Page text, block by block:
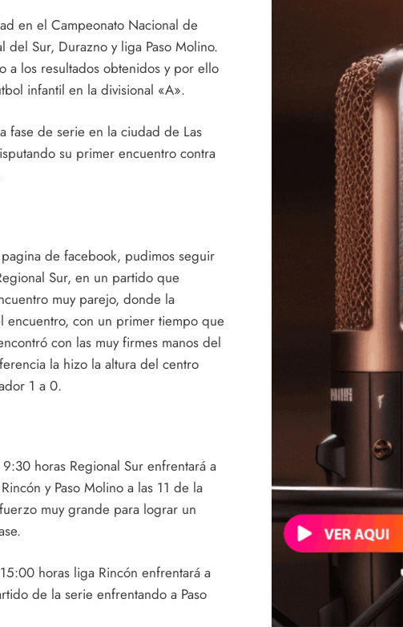
en el Campeonato Nacional de
Sur, Durazno y liga Paso Molino.
a los resultados obtenidos y por ello
infantil en la divisional «A».
fase de serie en la ciudad de Las
su primer encuentro contra
de facebook, pudimos seguir
Sur, en un partido que
muy parejo, donde la
encuentro, con un primer tiempo que
con las muy firmes manos del
la hizo la altura del centro
1 a 0.
horas Regional Sur enfrentará a
y Paso Molino a las 11 de la
muy grande para lograr un
horas liga Rincón enfrentará a
de la serie enfrentando a Paso